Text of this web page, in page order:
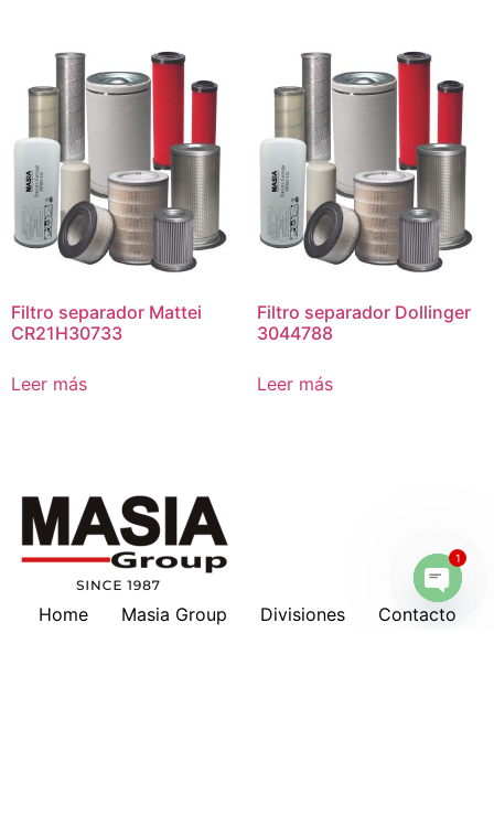
Filtro separador Mattei
CR21H30733
Leer más
Filtro separador Dollinger
3044788
Leer más
Home Masia Group Divisiones
ContactoOpen
1